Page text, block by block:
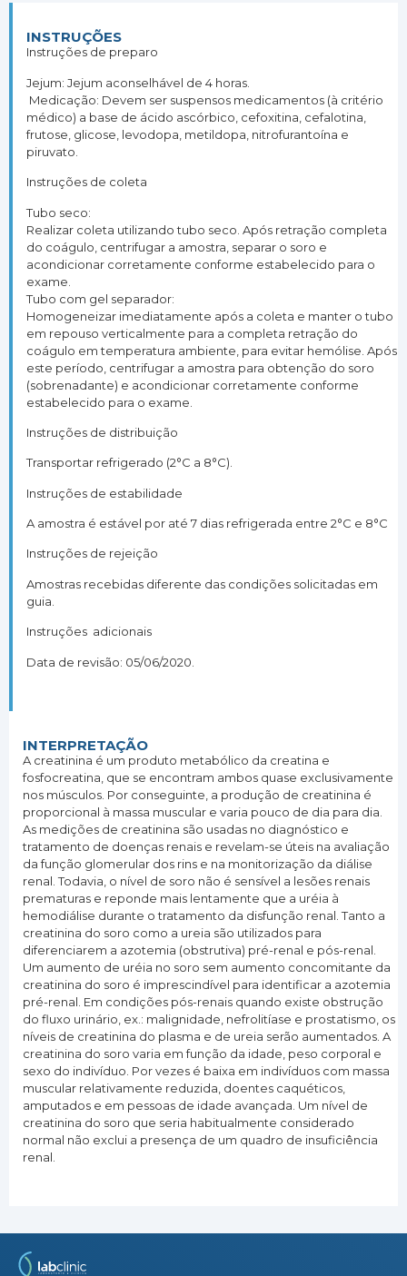
INSTRUÇÕES
Instruções de preparo
Jejum: Jejum aconselhável de 4 horas.
Medicação: Devem ser suspensos medicamentos (à critério
médico) a base de ácido ascórbico, cefoxitina, cefalotina,
frutose, glicose, levodopa, metildopa, nitrofurantoína e
piruvato.
Instruções de coleta
Tubo seco:
Realizar coleta utilizando tubo seco. Após retração completa
do coágulo, centrifugar a amostra, separar o soro e
acondicionar corretamente conforme estabelecido para o
exame.
Tubo com gel separador:
Homogeneizar imediatamente após a coleta e manter o tubo
em repouso verticalmente para a completa retração do
coágulo em temperatura ambiente, para evitar hemólise. Após
este período, centrifugar a amostra para obtenção do soro
(sobrenadante) e acondicionar corretamente conforme
estabelecido para o exame.
Instruções de distribuição
Transportar refrigerado (2°C a 8°C).
Instruções de estabilidade
A amostra é estável por até 7 dias refrigerada entre 2°C e 8°C
Instruções de rejeição
Amostras recebidas diferente das condições solicitadas em
guia.
Instruções adicionais
Data de revisão: 05/06/2020.
INTERPRETAÇÃO
A creatinina é um produto metabólico da creatina e
fosfocreatina, que se encontram ambos quase exclusivamente
nos músculos. Por conseguinte, a produção de creatinina é
proporcional à massa muscular e varia pouco de dia para dia.
As medições de creatinina são usadas no diagnóstico e
tratamento de doenças renais e revelam-se úteis na avaliação
da função glomerular dos rins e na monitorização da diálise
renal. Todavia, o nível de soro não é sensível a lesões renais
prematuras e reponde mais lentamente que a uréia à
hemodiálise durante o tratamento da disfunção renal. Tanto a
creatinina do soro como a ureia são utilizados para
diferenciarem a azotemia (obstrutiva) pré-renal e pós-renal.
Um aumento de uréia no soro sem aumento concomitante da
creatinina do soro é imprescindível para identificar a azotemia
pré-renal. Em condições pós-renais quando existe obstrução
do fluxo urinário, ex.: malignidade, nefrolitíase e prostatismo, os
níveis de creatinina do plasma e de ureia serão aumentados. A
creatinina do soro varia em função da idade, peso corporal e
sexo do indivíduo. Por vezes é baixa em indivíduos com massa
muscular relativamente reduzida, doentes caquéticos,
amputados e em pessoas de idade avançada. Um nível de
creatinina do soro que seria habitualmente considerado
normal não exclui a presença de um quadro de insuficiência
renal.